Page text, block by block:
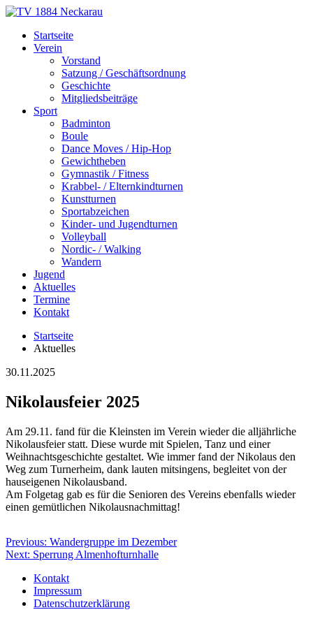
Skip
content
TV 1884 Neckarau
Turnverein 1884 e.V. Mannheim-Neckarau
Startseite
Verein
Vorstand
Satzung / Geschäftsordnung
Geschichte
Mitgliedsbeiträge
Sport
Badminton
Boule
Dance Moves / Hip-Hop
Gewichtheben
Gymnastik / Fitness
Krabbel- / Elternkindturnen
Kunstturnen
Sportabzeichen
Kinder- und Jugendturnen
Volleyball
Nordic- / Walking
Wandern
Jugend
Aktuelles
Termine
Kontakt
Startseite
Aktuelles
30.11.2025
Nikolausfeier 2025
Am 29.11. fand für die Kleinsten im Verein wieder die alljährliche
Nikolausfeier statt. Diese wurde mit Spielen, Tanz und einer
Weihnachtsgeschichte gestaltet. Wie immer fand der Nikolaus den
Weg zum Turnerheim, dank lauten mitsingens, begleitet von der
hauseigenen Nikolausband.
Am Folgetag gab es für die Senioren des Vereins ebenfalls wieder
einen gemütlichen Nikolausnachmittag!
Beitragsnavigation
Previous: Wandergruppe im Dezember
Next: Sperrung Almenhofturnhalle
Kontakt
Impressum
Datenschutzerklärung